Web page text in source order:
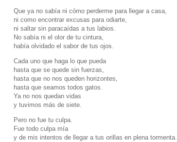
Que ya no sabía ni cómo perderme para llegar a casa,
ni como encontrar excusas para odiarte,
ni saltar sin paracaídas a tus labios.
No sabía ni el olor de tu cintura,
había olvidado el sabor de tus ojos.
Cada uno que haga lo que pueda
hasta que se quede sin fuerzas,
hasta que no nos queden horizontes,
hasta que seamos todos gatos.
Ya no nos quedan vidas
y tuvimos más de siete.
Pero no fue tu culpa.
Fue todo culpa mía
y de mis intentos de llegar a tus orillas en plena tormenta.